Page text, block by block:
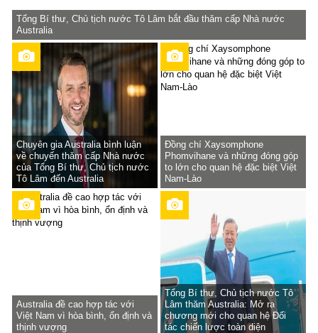
Tổng Bí thư, Chủ tịch nước Tô Lâm bắt đầu thăm cấp Nhà nước
Australia
Chuyên gia Australia bình luận
về chuyến thăm cấp Nhà nước
của Tổng Bí thư, Chủ tịch nước
Tô Lâm đến Australia
Đồng chí Xaysomphone
Phomvihane và những đóng góp
to lớn cho quan hệ đặc biệt Việt
Nam-Lào
Australia đề cao hợp tác với
Việt Nam vì hòa bình, ổn định và
thịnh vượng
Tổng Bí thư, Chủ tịch nước Tô
Lâm thăm Australia: Mở ra
chương mới cho quan hệ Đối
tác chiến lược toàn diện